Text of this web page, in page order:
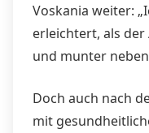
Voskania weiter:
erleichtert, als der
und munter
Doch auch nach
mit